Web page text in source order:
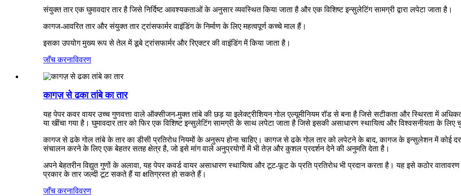
संयुक्त तार एक घुमावदार तार है जिसे निर्दिष्ट आवश्यकताओं के अनुसार व्यवस्थित किया जाता है और एक विशिष्ट इन्सुलेटिंग सामग्री द्वारा लपेटा जाता है।
कागज-आवरित तार और संयुक्त तार ट्रांसफार्मर वाइंडिंग के निर्माण के लिए महत्वपूर्ण कच्चे माल हैं।
इसका उपयोग मुख्य रूप से तेल में डूबे ट्रांसफार्मर और रिएक्टर की वाइंडिंग में किया जाता है।
जाँच करनाविवरण
कागज़ से ढका तांबे का तार
यह पेपर कवर वायर उच्च गुणवत्ता वाले ऑक्सीजन-मुक्त तांबे की छड़ या इलेक्ट्रीशियन गोल एल्यूमीनियम रॉड से बना है जिसे सटीकता और स्थिरता में
या खींचा गया है। घुमावदार तार को फिर एक विशिष्ट इन्सुलेटिंग सामग्री के साथ लपेटा जाता है जिसे इसकी असाधारण स्थायित्व और विश्वसनीयता के लिए
कागज से ढके गोल तांबे के तार का डीसी प्रतिरोध नियमों के अनुरूप होना चाहिए। कागज से ढके गोल तार को लपेटने के बाद, कागज के इन्सुलेशन में कोई
संचालन करने के लिए एक बेहतर सतह क्षेत्र है, जो इसे मांग वाले अनुप्रयोगों में भी तेज़ और कुशल प्रदर्शन देने की अनुमति देता है।
अपने बेहतरीन विद्युत गुणों के अलावा, यह पेपर कवर्ड वायर असाधारण स्थायित्व और टूट-फूट के प्रति प्रतिरोध भी प्रदान करता है। यह इसे कठोर
प्रकार के तार जल्दी टूट सकते हैं या क्षतिग्रस्त हो सकते हैं।
जाँच करनाविवरण